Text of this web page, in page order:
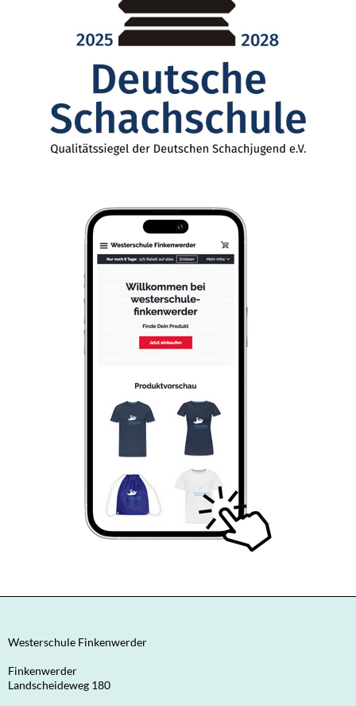
Westerschule Finkenwerder
Finkenwerder
Landscheideweg 180